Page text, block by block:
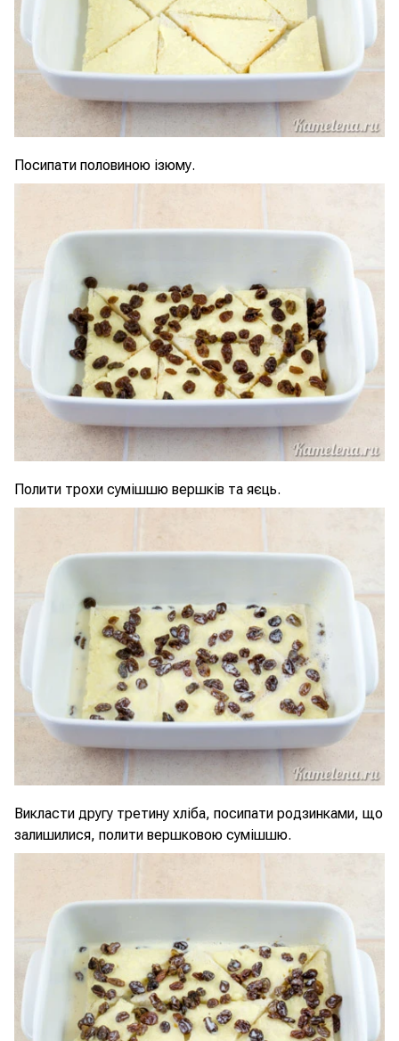
Посипати половиною ізюму.
Полити трохи сумішшю вершків та яєць.
Викласти другу третину хліба, посипати родзинками, що
залишилися, полити вершковою сумішшю.